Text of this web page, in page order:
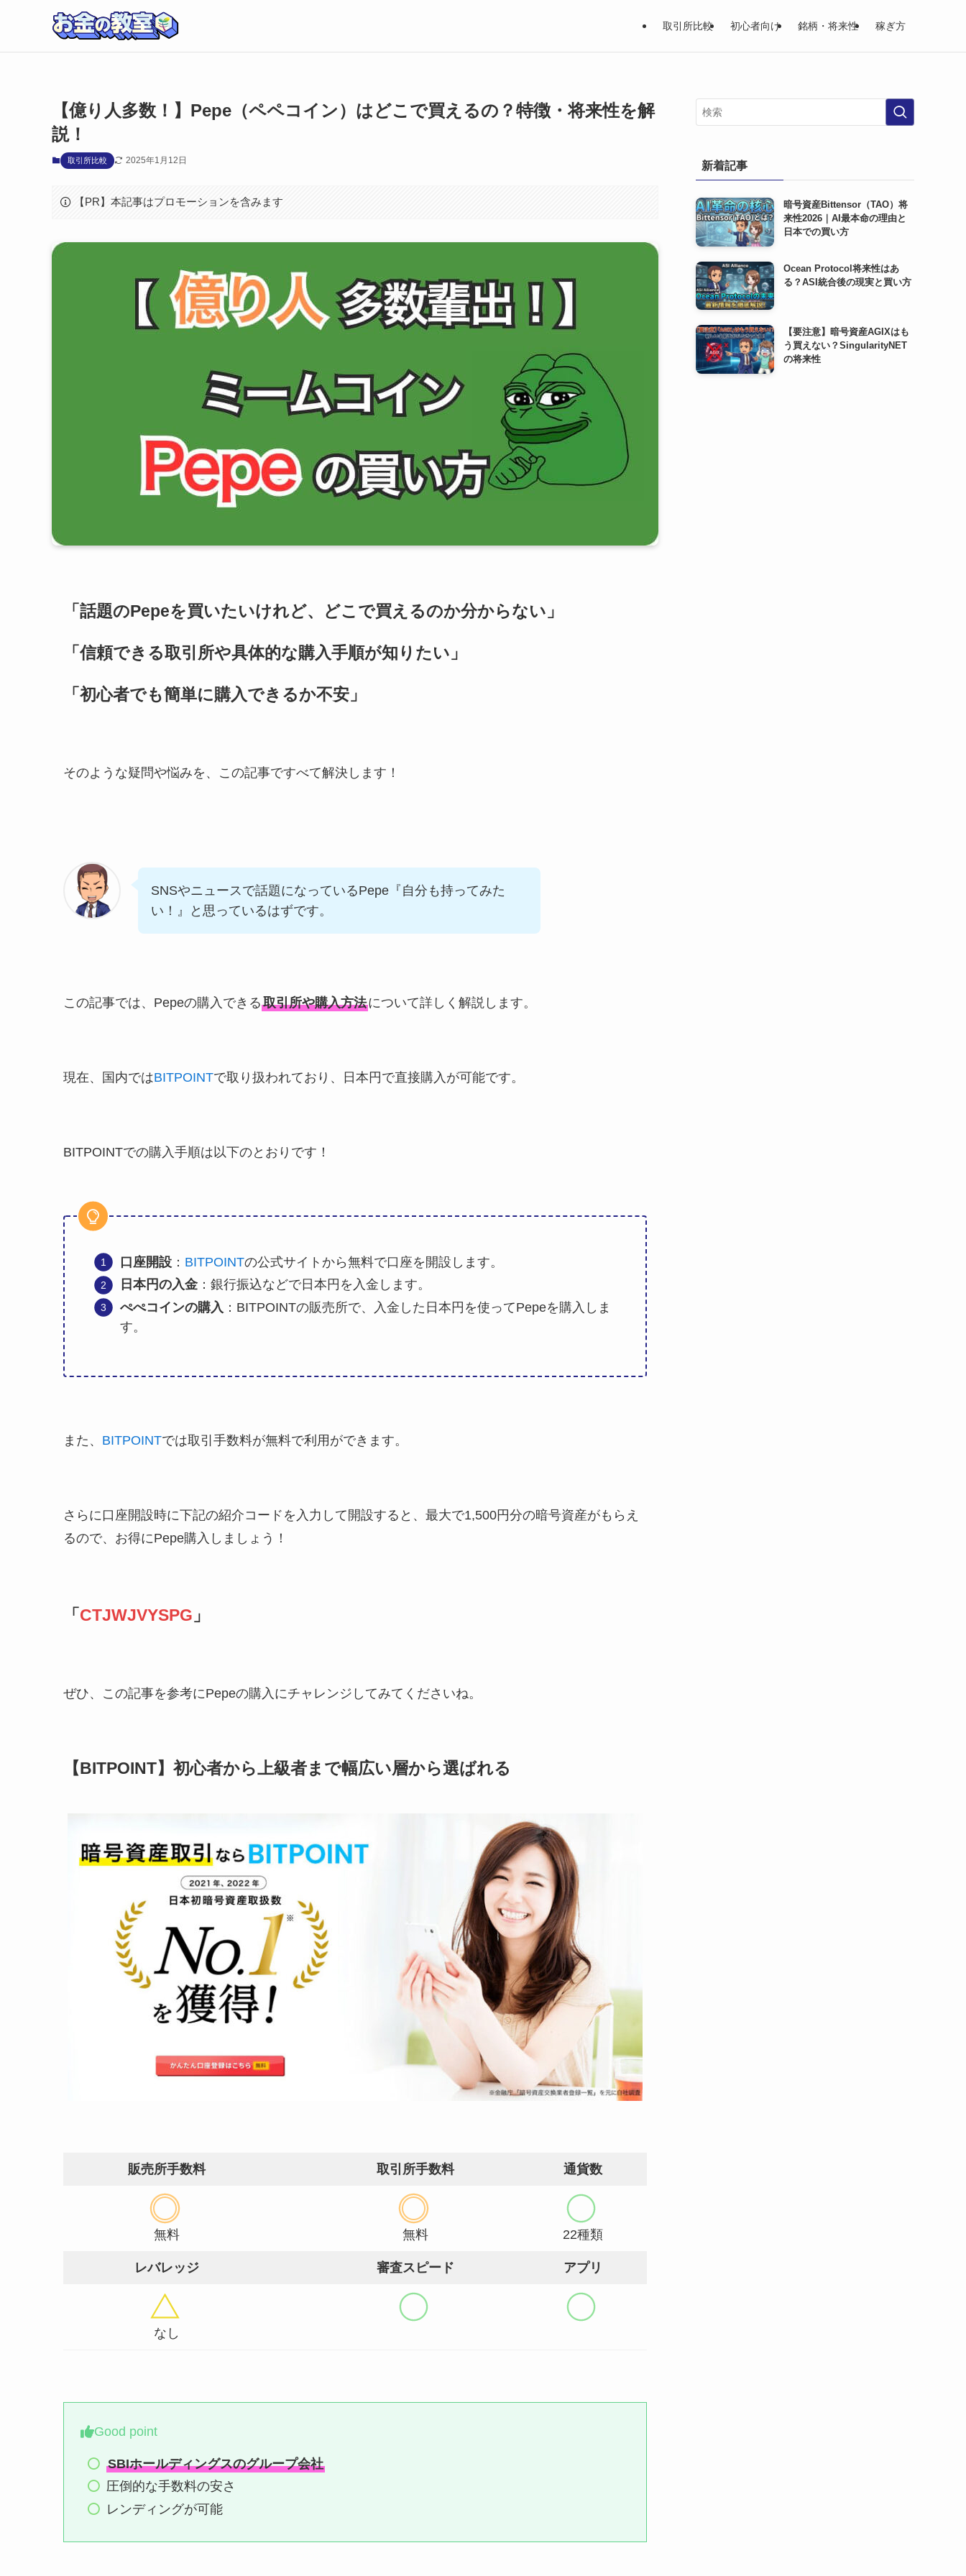
取引所比較 初心者向け 銘柄・将来性 稼ぎ方
【億り人多数！】Pepe（ペペコイン）はどこで買えるの？特徴・将来性を解
説！
取引所比較 2025年1月12日
【PR】本記事はプロモーションを含みます
「話題のPepeを買いたいけれど、どこで買えるのか分からない」
「信頼できる取引所や具体的な購入手順が知りたい」
「初心者でも簡単に購入できるか不安」
そのような疑問や悩みを、この記事ですべて解決します！
SNSやニュースで話題になっているPepe『自分も持ってみた
い！』と思っているはずです。
この記事では、Pepeの購入できる 取引所や購入方法について詳しく解説します。
現在、国内ではBITPOINTで取り扱われており、日本円で直接購入が可能です。
BITPOINTでの購入手順は以下のとおりです！
口座開設： BITPOINTの公式サイトから無料で口座を開設します。
日本円の入金：銀行振込などで日本円を入金します。
ぺぺコインの購入 ：BITPOINTの販売所で、入金した日本円を使ってPepeを購入しま
す。
また、 BITPOINTでは取引手数料が無料で利用ができます。
さらに口座開設時に下記の紹介コードを入力して開設すると、最大で1,500円分の暗号資産がもらえ
るので、お得にPepe購入しましょう！
「 CTJWJVYSPG 」
ぜひ、この記事を参考にPepeの購入にチャレンジしてみてくださいね。
【BITPOINT】初心者から上級者まで幅広い層から選ばれる
販売所手数料 取引所手数料 通貨数
無料 無料 22種類
レバレッジ 審査スピード アプリ
なし
Good point
SBIホールディングスのグループ会社
圧倒的な手数料の安さ
レンディングが可能
新着記事
暗号資産Bittensor（TAO）将
来性2026｜AI最本命の理由と
日本での買い方
Ocean Protocol将来性はあ
る？ASI統合後の現実と買い方
【要注意】暗号資産AGIXはも
う買えない？SingularityNET
の将来性